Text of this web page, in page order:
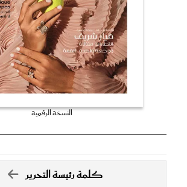
النسخة الرقمية
كلمة رئيسة التحرير